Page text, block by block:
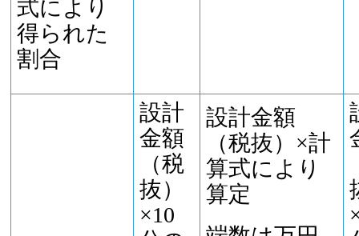
式により
得られた
割合
設計
金額
（税
抜）
×10
設計金額
（税抜）×計
算式により
算定